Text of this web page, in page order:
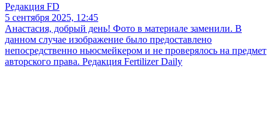
Редакция FD
5 сентября 2025, 12:45
Анастасия, добрый день! Фото в материале заменили. В
данном случае изображение было предоставлено
непосредственно ньюсмейкером и не проверялось на предмет
авторского права. Редакция Fertilizer Daily